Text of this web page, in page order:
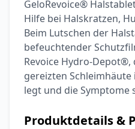
oder zu
neigende
ARZNEIMITTEL & GESUNDHEIT
Vagisan
– Zäpfchen
pH-Wert-
Stabilisierung
12,89 € 17,47 €
ARZNEIMITTEL & GESUNDHEIT
OHROPAX®
Ohrstöpsel
3,79 €
3,95 €
GeloRevoice®
Hilfe bei Halskratzen,
Beim Lutschen der
befeuchtender
Revoice Hydro-Depot®,
gereizten
legt und die Symptome
Produktdetails &